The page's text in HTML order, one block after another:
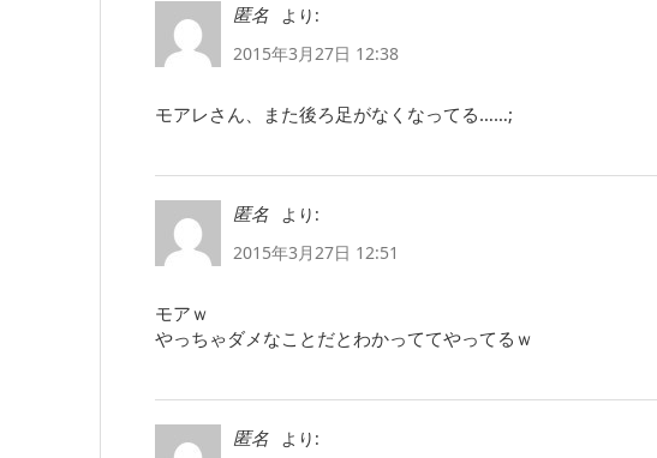
匿名
より:
2015年3月27日 12:38
モアレさん、また後ろ足がなくなってる……;
匿名
より:
2015年3月27日 12:51
モアｗ
やっちゃダメなことだとわかっててやってるｗ
匿名 より: